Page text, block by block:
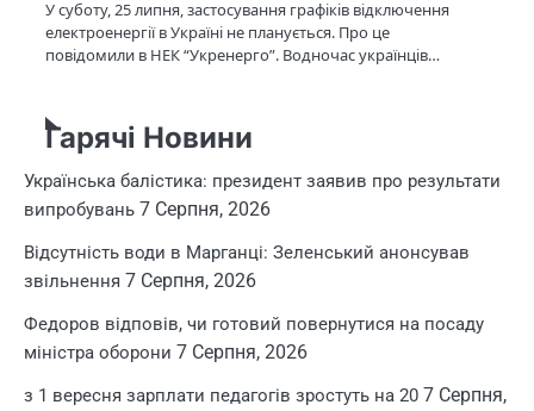
У суботу, 25 липня, застосування графіків відключення
електроенергії в Україні не планується. Про це
повідомили в НЕК “Укренерго”. Водночас українців…
Гарячі Новини
Українська балістика: президент заявив про результати
випробувань 7 Серпня, 2026
Відсутність води в Марганці: Зеленський анонсував
звільнення 7 Серпня, 2026
Федоров відповів, чи готовий повернутися на посаду
міністра оборони 7 Серпня, 2026
з 1 вересня зарплати педагогів зростуть на 20 7 Серпня,